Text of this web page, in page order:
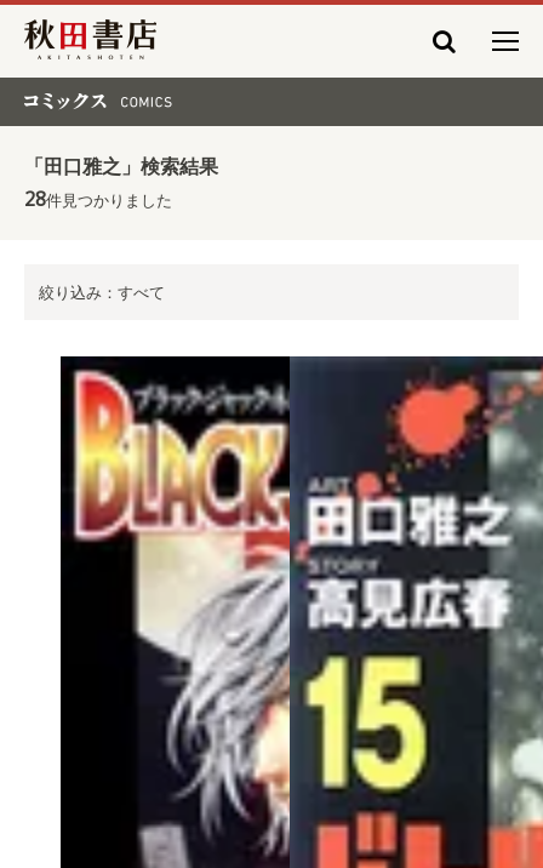
秋田書店
「田口雅之」検索結果
28件見つかりました
絞り込み：すべて